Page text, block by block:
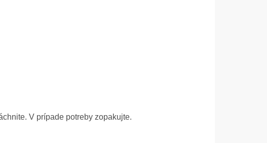
V prípade potreby zopakujte.